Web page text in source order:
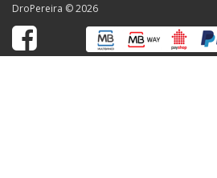
DroPereira © 2026